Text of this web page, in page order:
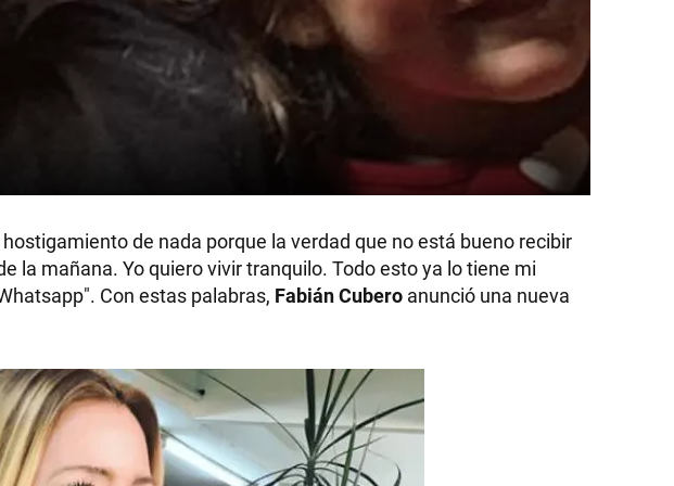
de nada porque la verdad que no está bueno recibir
la mañana. Yo quiero vivir tranquilo. Todo esto ya lo tiene mi
Con estas palabras, Fabián Cubero anunció una nueva